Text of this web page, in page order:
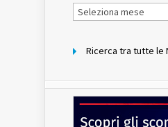
Notizie
per
Ricerca tra tutte le